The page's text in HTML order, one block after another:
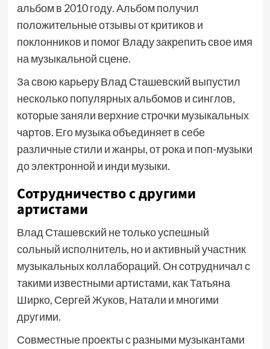
альбом в 2010 году. Альбом получил
положительные отзывы от критиков и
поклонников и помог Владу закрепить свое имя
на музыкальной сцене.
За свою карьеру Влад Сташевский выпустил
несколько популярных альбомов и синглов,
которые заняли верхние строчки музыкальных
чартов. Его музыка объединяет в себе
различные стили и жанры, от рока и поп-музыки
до электронной и инди музыки.
Сотрудничество с другими
артистами
Влад Сташевский не только успешный
сольный исполнитель, но и активный участник
музыкальных коллабораций. Он сотрудничал с
такими известными артистами, как Татьяна
Ширко, Сергей Жуков, Натали и многими
другими.
Совместные проекты с разными музыкантами